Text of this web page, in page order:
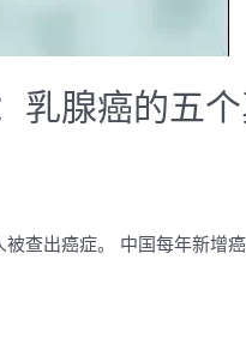
乳腺癌的五
查出癌症。 中国每年新增